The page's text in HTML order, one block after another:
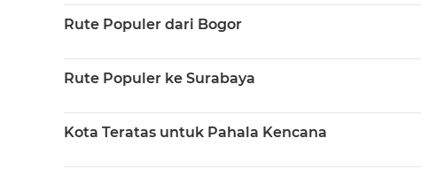
Rute Populer dari Bogor
Rute Populer ke Surabaya
Kota Teratas untuk Pahala Kencana